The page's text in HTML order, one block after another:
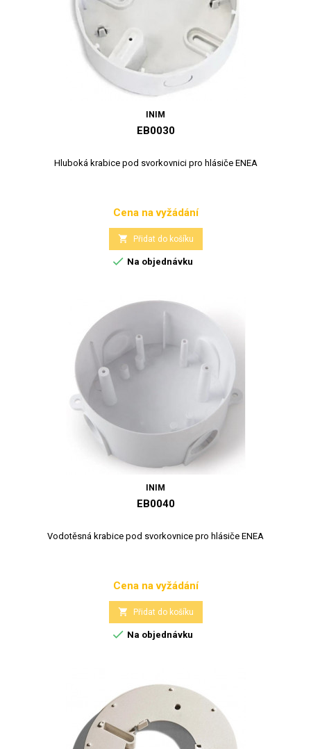
INIM
EB0030
Hluboká krabice pod svorkovnici pro hlásiče ENEA
Cena
Cena na vyžádání
 Přidat do košíku
 Na objednávku
INIM
EB0040
Vodotěsná krabice pod svorkovnice pro hlásiče ENEA
Cena
Cena na vyžádání
 Přidat do košíku
 Na objednávku